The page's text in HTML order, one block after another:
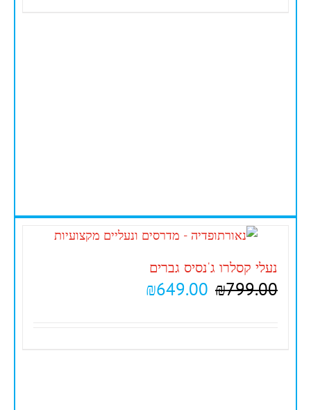
נעלי קסלרו ג'נסיס גברים
₪799.00
₪649.00